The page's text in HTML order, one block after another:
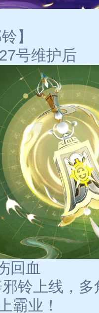
】
号维护后
回血
铃上线，
霸业！